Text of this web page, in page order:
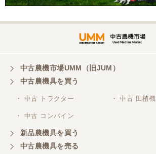
中古農機市場UMM（旧JUM）
中古農機具を買う
・ 中古 トラクター ・ 中古 田植機
・ 中古 コンバイン
新品農機具を買う
中古農機具を売る